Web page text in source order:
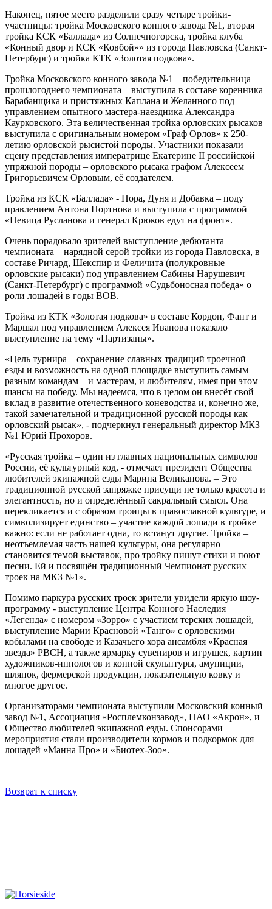
Наконец, пятое место разделили сразу четыре тройки-
участницы: тройка Московского конного завода №1, вторая
тройка КСК «Баллада» из Солнечногорска, тройка клуба
«Конный двор и КСК «Ковбой»» из города Павловска (Санкт-
Петербург) и тройка КТК «Золотая подкова».
Тройка Московского конного завода №1 – победительница
прошлогоднего чемпионата – выступила в составе коренника
Барабанщика и пристяжных Каплана и Желанного под
управлением опытного мастера-наездника Александра
Каурковского. Эта величественная тройка орловских рысаков
выступила с оригинальным номером «Граф Орлов» к 250-
летию орловской рысистой породы. Участники показали
сцену представления императрице Екатерине II российской
упряжной породы – орловского рысака графом Алексеем
Григорьевичем Орловым, её создателем.
Тройка из КСК «Баллада» - Нора, Дуня и Добавка – поду
правлением Антона Портнова и выступила с программой
«Певица Русланова и генерал Крюков едут на фронт».
Очень порадовало зрителей выступление дебютанта
чемпионата – нарядной серой тройки из города Павловска, в
составе Ричард, Шекспир и Феличита (полукровные
орловские рысаки) под управлением Сабины Нарушевич
(Санкт-Петербург) с программой «Судьбоносная победа» о
роли лошадей в годы ВОВ.
Тройка из КТК «Золотая подкова» в составе Кордон, Фант и
Маршал под управлением Алексея Иванова показало
выступление на тему «Партизаны».
«Цель турнира – сохранение славных традиций троечной
езды и возможность на одной площадке выступить самым
разным командам – и мастерам, и любителям, имея при этом
шансы на победу. Мы надеемся, что в целом он внесёт свой
вклад в развитие отечественного коневодства и, конечно же,
такой замечательной и традиционной русской породы как
орловский рысак», - подчеркнул генеральный директор МКЗ
№1 Юрий Прохоров.
«Русская тройка – один из главных национальных символов
России, её культурный код, - отмечает президент Общества
любителей экипажной езды Марина Великанова. – Это
традиционной русской запряжке присущи не только красота и
элегантность, но и определённый сакральный смысл. Она
перекликается и с образом троицы в православной культуре, и
символизирует единство – участие каждой лошади в тройке
важно: если не работает одна, то встанут другие. Тройка –
неотъемлемая часть нашей культуры, она регулярно
становится темой выставок, про тройку пишут стихи и поют
песни. Ей и посвящён традиционный Чемпионат русских
троек на МКЗ №1».
Помимо паркура русских троек зрители увидели яркую шоу-
программу - выступление Центра Конного Наследия
«Легенда» с номером «Зорро» с участием терских лошадей,
выступление Марии Красновой «Танго» с орловскими
кобылами на свободе и Казачьего хора ансамбля «Красная
звезда» РВСН, а также ярмарку сувениров и игрушек, картин
художников-иппологов и конной скульптуры, амуниции,
шляпок, фермерской продукции, показательную ковку и
многое другое.
Организаторами чемпионата выступили Московский конный
завод №1, Ассоциация «Росплемконзавод», ПАО «Акрон», и
Общество любителей экипажной езды. Спонсорами
мероприятия стали производители кормов и подкормок для
лошадей «Манна Про» и «Биотех-Зоо».
Возврат к списку